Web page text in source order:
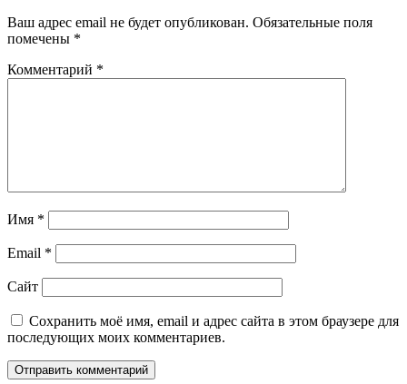
Ваш адрес email не будет опубликован. Обязательные поля
помечены *
Комментарий *
Имя *
Email *
Сайт
Сохранить моё имя, email и адрес сайта в этом браузере для
последующих моих комментариев.